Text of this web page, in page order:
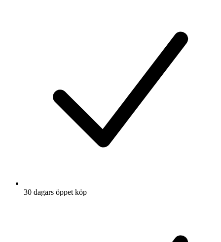
30 dagars öppet köp